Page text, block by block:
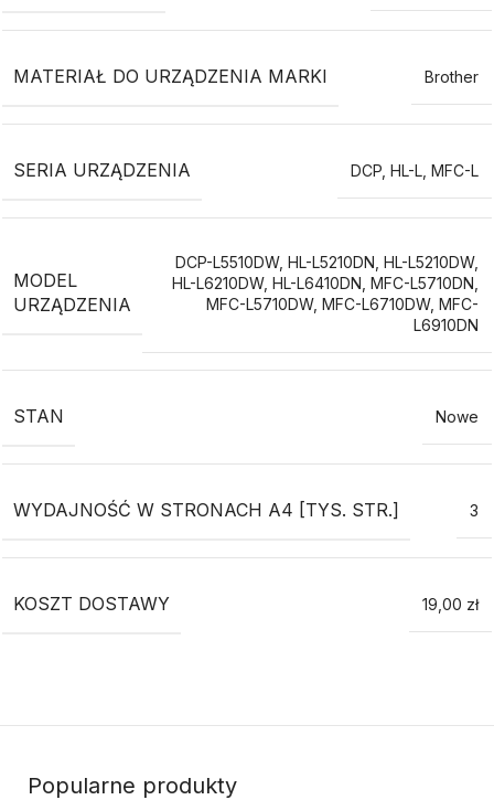
MATERIAŁ DO URZĄDZENIA MARKI Brother
SERIA URZĄDZENIA DCP HL-L MFC-L
MODEL
URZĄDZENIA
DCP-L5510DW, HL-L5210DN HL-L5210DW,
HL-L6210DW, HL-L6410DN MFC-L5710DN
MFC-L5710DW, MFC-L6710DW, MFC-
L6910DN
STAN Nowe
WYDAJNOŚĆ W STRONACH A4 [TYS. STR.] 3
KOSZT DOSTAWY 19,00 zł
Popularne produkty